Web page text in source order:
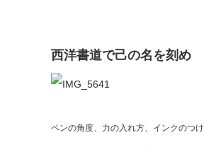
西洋書道で己の名を刻め
ペンの角度、力の入れ方、インクのつ